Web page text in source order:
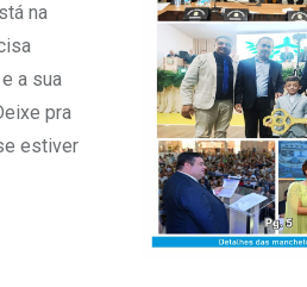
na
a sua
pra
estiver